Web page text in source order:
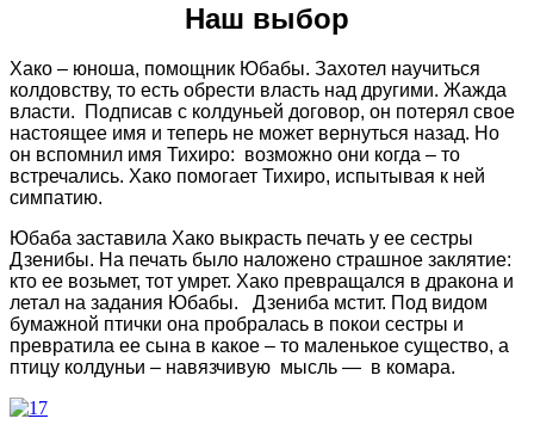
Наш выбор
Хако – юноша, помощник Юбабы. Захотел научиться
колдовству, то есть обрести власть над другими. Жажда
власти. Подписав с колдуньей договор, он потерял свое
настоящее имя и теперь не может вернуться назад. Но
он вспомнил имя Тихиро: возможно они когда – то
встречались. Хако помогает Тихиро, испытывая к ней
симпатию.
Юбаба заставила Хако выкрасть печать у ее сестры
Дзенибы. На печать было наложено страшное заклятие:
кто ее возьмет, тот умрет. Хако превращался в дракона и
летал на задания Юбабы. Дзениба мстит. Под видом
бумажной птички она пробралась в покои сестры и
превратила ее сына в какое – то маленькое существо, а
птицу колдуньи – навязчивую мысль — в комара.